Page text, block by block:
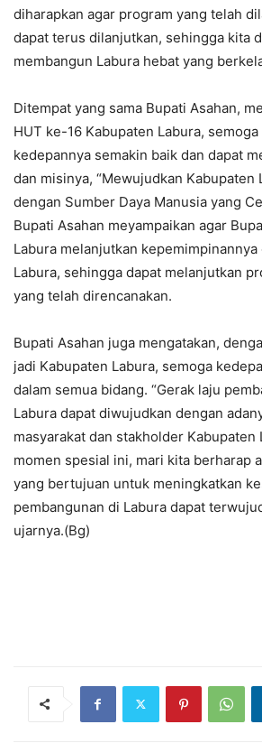
diharapkan agar program yang telah
dapat terus dilanjutkan, sehingga kita
membangun Labura hebat yang
Ditempat yang sama Bupati Asahan,
HUT ke-16 Kabupaten Labura,
kedepannya semakin baik dan dapat
dan misinya, “Mewujudkan Kabupaten
dengan Sumber Daya Manusia yang
Bupati Asahan meyampaikan agar
Labura melanjutkan kepemimpinannya
Labura, sehingga dapat melanjutkan
yang telah direncanakan.
Bupati Asahan juga mengatakan,
jadi Kabupaten Labura, semoga
dalam semua bidang. “Gerak laju
Labura dapat diwujudkan dengan
masyarakat dan stakholder Kabupaten
momen spesial ini, mari kita berharap
yang bertujuan untuk meningkatkan
pembangunan di Labura dapat
ujarnya.(Bg)